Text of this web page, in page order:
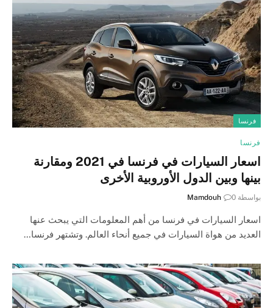
فرنسا
فرنسا
اسعار السيارات في فرنسا في 2021 ومقارنة
بينها وبين الدول الأوروبية الأخرى
بواسطة Mamdouh 0
اسعار السيارات في فرنسا من أهم المعلومات التي يبحث عنها
العديد من هواة السيارات في جميع أنحاء العالم. وتشتهر فرنسا…